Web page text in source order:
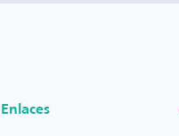
Enlaces